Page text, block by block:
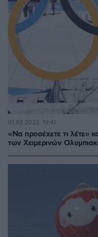
«Να προσέχετε τι λέτε»
των Χειμερινών
01.02.2022, 19:41